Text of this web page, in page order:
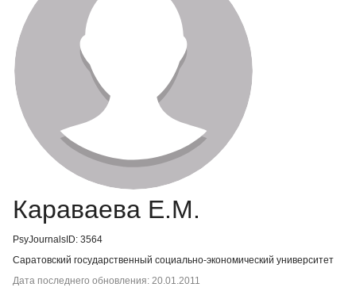
КЛЮЧЕВЫЕ СЛОВА
Регистрация
Караваева Е.М.
PsyJournalsID: 3564
Саратовский государственный социально-экономический университет
Дата последнего обновления: 20.01.2011